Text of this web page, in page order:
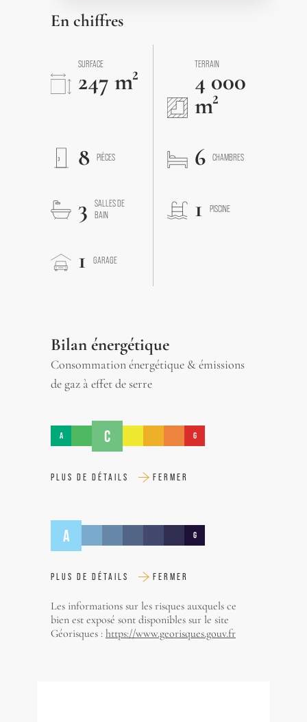
En chiffres
SURFACE
247 m²
TERRAIN
4 000
m²
8
PIÈCES 6 CHAMBRES
3
SALLES DE
BAIN
1 PISCINE
1 GARAGE
Bilan énergétique
Consommation énergétique & émissions
de gaz à effet de serre
A C G
PLUS DE DÉTAILS FERMER
A G
PLUS DE DÉTAILS FERMER
Les informations sur les risques auxquels ce
bien est exposé sont disponibles sur le site
Géorisques : https://www.georisques.gouv.fr